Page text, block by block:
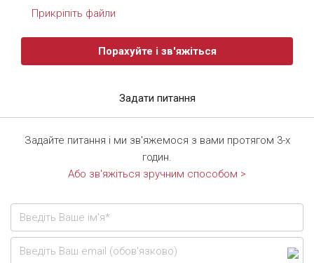
Прикріпіть файли
Порахуйте і зв'яжіться
Задати питання
Задайте питання і ми зв'яжемося з вами протягом 3-х
годин.
Або зв'яжіться зручним способом >